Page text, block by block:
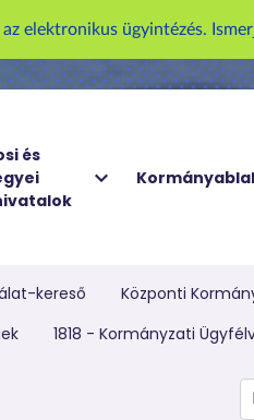
elektronikus ügyintézés.
és
melletti menü
kereső Központi
1818 - Kormányzati